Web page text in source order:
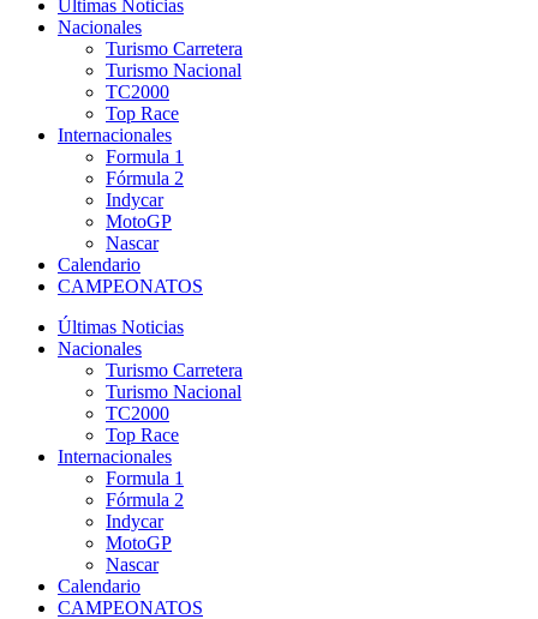
Últimas Noticias
Nacionales
Turismo Carretera
Turismo Nacional
TC2000
Top Race
Internacionales
Formula 1
Fórmula 2
Indycar
MotoGP
Nascar
Calendario
CAMPEONATOS
Últimas Noticias
Nacionales
Turismo Carretera
Turismo Nacional
TC2000
Top Race
Internacionales
Formula 1
Fórmula 2
Indycar
MotoGP
Nascar
Calendario
CAMPEONATOS